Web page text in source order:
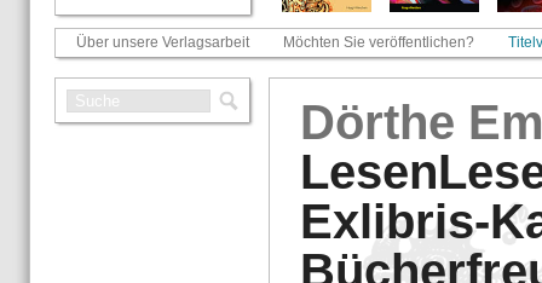
Über unsere Verlagsarbeit Möchten Sie veröffentlichen?
Dörthe
Ex­li­b­ris-​